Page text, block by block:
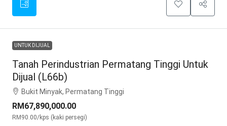
UNTUK DIJUAL
Tanah Perindustrian Permatang Tinggi Untuk
Dijual (L66b)
Bukit Minyak, Permatang Tinggi
RM67,890,000.00
RM90.00/kps (kaki persegi)